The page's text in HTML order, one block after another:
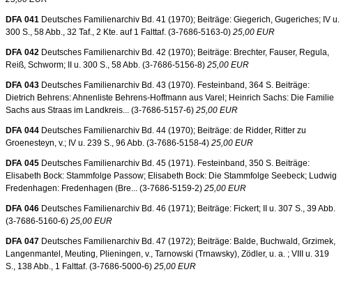
DFA 041 Deutsches Familienarchiv Bd. 41 (1970); Beiträge: Giegerich, Gugeriches; IV u.
300 S., 58 Abb., 32 Taf., 2 Kte. auf 1 Falttaf. (3-7686-5163-0) 25,00 EUR
DFA 042 Deutsches Familienarchiv Bd. 42 (1970); Beiträge: Brechter, Fauser, Regula,
Reiß, Schworm; II u. 300 S., 58 Abb. (3-7686-5156-8) 25,00 EUR
DFA 043 Deutsches Familienarchiv Bd. 43 (1970). Festeinband, 364 S. Beiträge:
Dietrich Behrens: Ahnenliste Behrens-Hoffmann aus Varel; Heinrich Sachs: Die Familie
Sachs aus Straas im Landkreis... (3-7686-5157-6) 25,00 EUR
DFA 044 Deutsches Familienarchiv Bd. 44 (1970); Beiträge: de Ridder, Ritter zu
Groenesteyn, v.; IV u. 239 S., 96 Abb. (3-7686-5158-4) 25,00 EUR
DFA 045 Deutsches Familienarchiv Bd. 45 (1971). Festeinband, 350 S. Beiträge:
Elisabeth Bock: Stammfolge Passow; Elisabeth Bock: Die Stammfolge Seebeck; Ludwig
Fredenhagen: Fredenhagen (Bre... (3-7686-5159-2) 25,00 EUR
DFA 046 Deutsches Familienarchiv Bd. 46 (1971); Beiträge: Fickert; II u. 307 S., 39 Abb.
(3-7686-5160-6) 25,00 EUR
DFA 047 Deutsches Familienarchiv Bd. 47 (1972); Beiträge: Balde, Buchwald, Grzimek,
Langenmantel, Meuting, Plieningen, v., Tarnowski (Trnawsky), Zödler, u. a. ; VIII u. 319
S., 138 Abb., 1 Falttaf. (3-7686-5000-6) 25,00 EUR